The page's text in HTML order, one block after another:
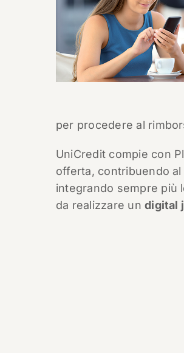
per procedere al
UniCredit compie con
offerta, contribuendo
integrando sempre più
da realizzare undigital